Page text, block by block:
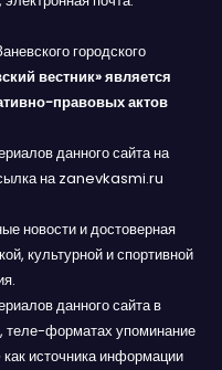
городского
вестник» является
правовых актов
данного сайта на
на zanevkasmi.ru
новости и достоверная
культурной и спортивной
данного сайта в
теле-форматах упоминание
как источника информации